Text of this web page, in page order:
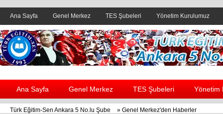
Ana Sayfa Genel Merkez TES Şubeleri Yönetim Kurulumuz
Header yanı reklam alanı
Ana Sayfa Genel Merkez TES Şubeleri Yönetim
Türk Eğitim-Sen Ankara 5 No.lu Şube » Genel Merkez'den Haberler